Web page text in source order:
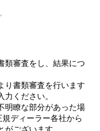
類審査をし、結果につ
り書類審査を行います
ください。
明瞭な部分があった場
ディーラー各社から
ございます。